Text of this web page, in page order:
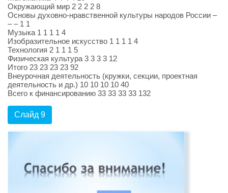
Окружающий мир 2 2 2 2 8
Основы духовно-нравственной культуры народов России –
– – 1 1
Музыка 1 1 1 1 4
Изобразительное искусство 1 1 1 1 4
Технология 2 1 1 1 5
Физическая культура 3 3 3 3 12
Итого 23 23 23 23 92
Внеурочная деятельность (кружки, секции, проектная
деятельность и др.) 10 10 10 10 40
Всего к финансированию 33 33 33 33 132
Слайд 9